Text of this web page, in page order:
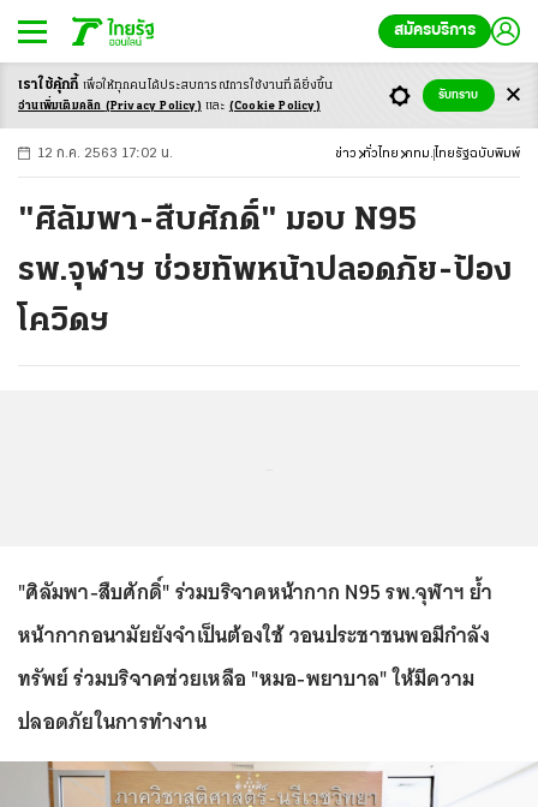
สมัครบริการ
-ก ก ก+
12 ก.ค. 2563 17:02 น. ข่าว ทั่วไทย กทม. ไทยรัฐฉบับพิมพ์
"ศิลัมพา-สืบศักดิ์" มอบ N95
รพ.จุฬาฯ ช่วยทัพหน้าปลอดภัย-ป้อง
โควิดฯ
"ศิลัมพา-สืบศักดิ์" ร่วมบริจาคหน้ากาก N95 รพ.จุฬาฯ ย้ำ
หน้ากากอนามัยยังจำเป็นต้องใช้ วอนประชาชนพอมีกำลัง
ทรัพย์ ร่วมบริจาคช่วยเหลือ "หมอ-พยาบาล" ให้มีความ
ปลอดภัยในการทำงาน
เราใช้คุ้กกี้ เพื่อให้ทุกคนได้ประสบการณ์การใช้งานที่ดียิ่งขึ้น
อ่านเพิ่มเติมคลิก (Privacy Policy) และ (Cookie Policy)
รับทราบ